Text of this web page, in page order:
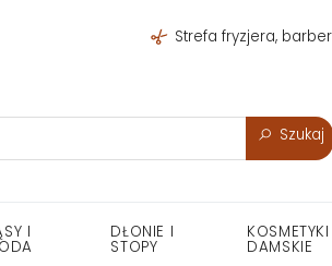
Strefa fryzjera,
Szukaj
I DŁONIE I
STOPY
KOSMETYKI
DAMSKIE